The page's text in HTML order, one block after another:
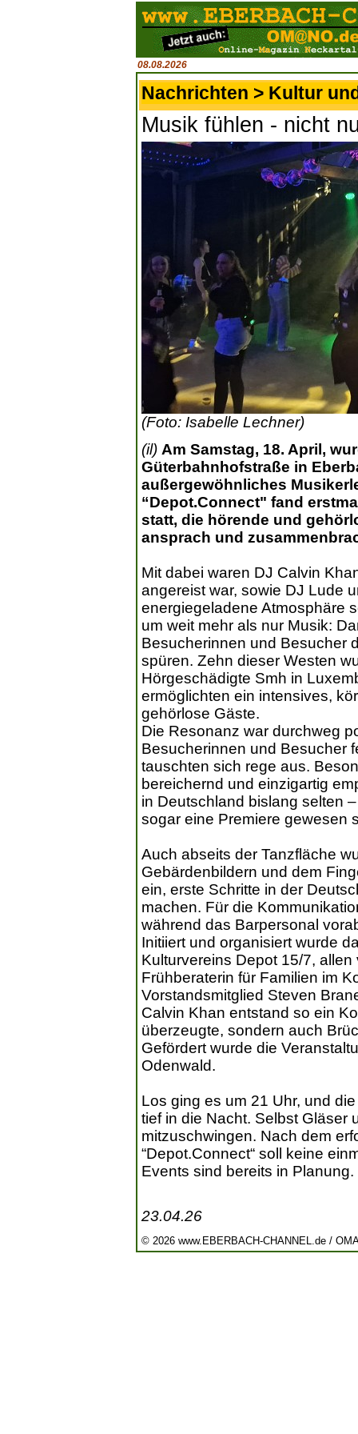
08.08.2026
Nachrichten > Kultur
Musik fühlen - nicht
(Foto: Isabelle Lechner)
(il) Am Samstag, 18. April,
Güterbahnhofstraße in
außergewöhnliches
“Depot.Connect" fand
statt, die hörende und
ansprach und
Mit dabei waren DJ Calvin
angereist war, sowie DJ Lude
energiegeladene Atmosphäre
um weit mehr als nur Musik:
Besucherinnen und Besucher
spüren. Zehn dieser Westen
Hörgeschädigte Smh in
ermöglichten ein intensives,
gehörlose Gäste.
Die Resonanz war durchweg
Besucherinnen und Besucher
tauschten sich rege aus.
bereichernd und einzigartig
in Deutschland bislang selten
sogar eine Premiere gewesen
Auch abseits der Tanzfläche
Gebärdenbildern und dem
ein, erste Schritte in der
machen. Für die
während das Barpersonal
Initiiert und organisiert wurde
Kulturvereins Depot 15/7,
Frühberaterin für Familien im
Vorstandsmitglied Steven
Calvin Khan entstand so ein
überzeugte, sondern auch
Gefördert wurde die
Odenwald.
Los ging es um 21 Uhr, und
tief in die Nacht. Selbst Gläser
mitzuschwingen. Nach dem
“Depot.Connect“ soll keine
Events sind bereits in Planung.
23.04.26
© 2026 www.EBERBACH-CHANNEL.de /